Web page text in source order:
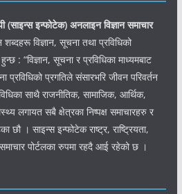
(साइन्सइन्फोटेक) अनलाइन विज्ञान समाचार
विज्ञान, सूचना तथा प्रविधिको
: “विज्ञान, सूचना र प्रविधिका माध्यमबाट
प्रविधिको प्रगतिले संसारभरि जीवन परिवर्तन
साथै राजनीतिक, सामाजिक, आर्थिक,
लगायत सबै क्षेत्रका निष्पक्ष समाचारहरु र
। साइन्स इन्फोटेक राष्ट्र, राष्ट्रियता,
पोर्टलका रुपमा रहदै आई रहेको छ ।